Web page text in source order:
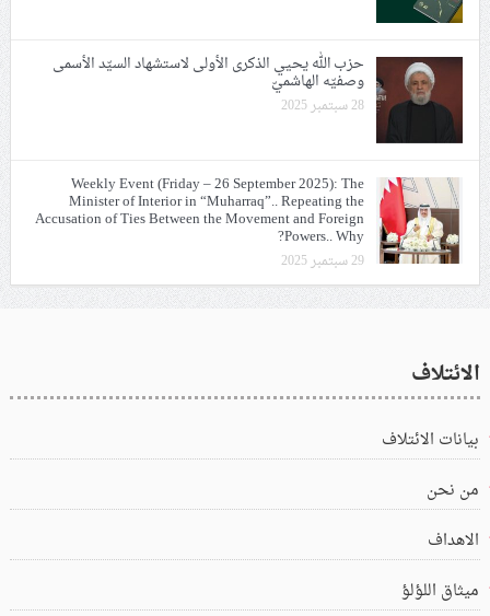
حزب الله يحيي الذكرى الأولى لاستشهاد السيّد الأسمى
وصفيّه الهاشميّ
28 سبتمبر 2025
Weekly Event (Friday – 26 September 2025): The
Minister of Interior in “Muharraq”.. Repeating the
Accusation of Ties Between the Movement and Foreign
Powers.. Why?
29 سبتمبر 2025
الائتلاف
بيانات الائتلاف
من نحن
الاهداف
ميثاق اللؤلؤ